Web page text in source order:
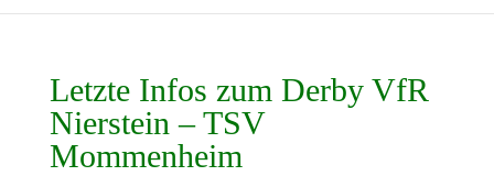
Letzte Infos zum Derby VfR
Nierstein – TSV
Mommenheim